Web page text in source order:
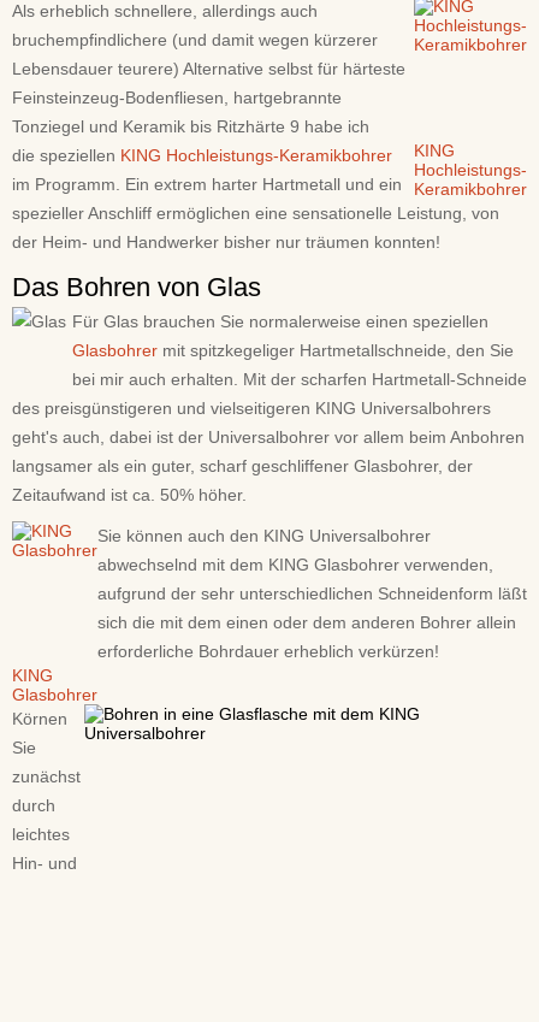
KING
Hochleistungs-
Keramikbohrer
Als erheblich schnellere, allerdings auch
bruchempfindlichere (und damit wegen kürzerer
Lebensdauer teurere) Alternative selbst für härteste
Feinsteinzeug-Bodenfliesen, hartgebrannte
Tonziegel und Keramik bis Ritzhärte 9 habe ich
die speziellen KING Hochleistungs-Keramikbohrer
im Programm. Ein extrem harter Hartmetall und ein
spezieller Anschliff ermöglichen eine sensationelle Leistung, von
der Heim- und Handwerker bisher nur träumen konnten!
Das Bohren von Glas
Für Glas brauchen Sie normalerweise einen speziellen
Glasbohrer mit spitzkegeliger Hartmetallschneide, den Sie
bei mir auch erhalten. Mit der scharfen Hartmetall-Schneide
des preisgünstigeren und vielseitigeren KING Universalbohrers
geht's auch, dabei ist der Universalbohrer vor allem beim Anbohren
langsamer als ein guter, scharf geschliffener Glasbohrer, der
Zeitaufwand ist ca. 50% höher.
KING
Glasbohrer
Sie können auch den KING Universalbohrer
abwechselnd mit dem KING Glasbohrer verwenden,
aufgrund der sehr unterschiedlichen Schneidenform läßt
sich die mit dem einen oder dem anderen Bohrer allein
erforderliche Bohrdauer erheblich verkürzen!
Körnen
Sie
zunächst
durch
leichtes
Hin- und